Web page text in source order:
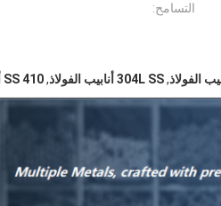
التسامح:
,304L SS أنابيب الفولاذ ,410 SS أنابيب الفولاذ